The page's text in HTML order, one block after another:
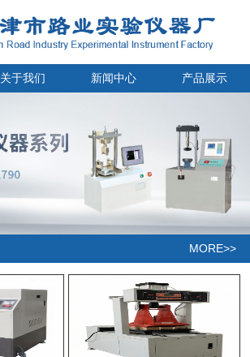
关于我们 新闻中心 产品展示
MORE>>